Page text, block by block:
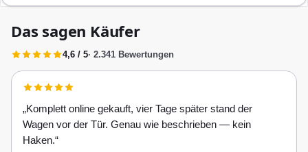
Das sagen Käufer
4,6 / 5· 2.341 Bewertungen
„Komplett online gekauft, vier Tage später stand der
Wagen vor der Tür. Genau wie beschrieben — kein
Haken.“